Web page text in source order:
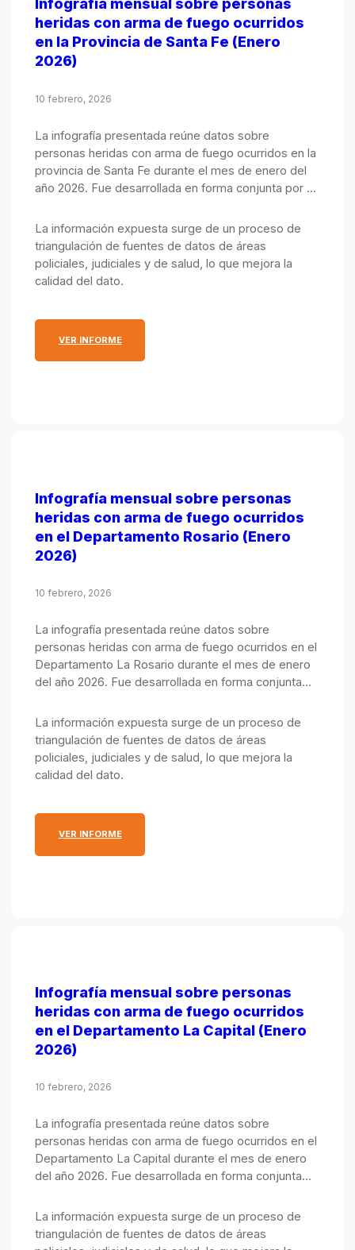
Infografía mensual sobre personas
heridas con arma de fuego ocurridos
en la Provincia de Santa Fe (Enero
2026)
10 febrero, 2026
La infografía presentada reúne datos sobre
personas heridas con arma de fuego ocurridos en la
provincia de Santa Fe durante el mes de enero del
año 2026. Fue desarrollada en forma conjunta por el
Ministerio Público de la Acusación y el Ministerio de
Justicia y Seguridad.
La información expuesta surge de un proceso de
triangulación de fuentes de datos de áreas
policiales, judiciales y de salud, lo que mejora la
calidad del dato.
VER INFORME: INFOGRAFÍA MENSUAL SOBRE PERSONAS
Infografía mensual sobre personas
heridas con arma de fuego ocurridos
en el Departamento Rosario (Enero
2026)
10 febrero, 2026
La infografía presentada reúne datos sobre
personas heridas con arma de fuego ocurridos en el
Departamento La Rosario durante el mes de enero
del año 2026. Fue desarrollada en forma conjunta
por el Ministerio Público de la Acusación y el
Ministerio de Justicia y Seguridad.
La información expuesta surge de un proceso de
triangulación de fuentes de datos de áreas
policiales, judiciales y de salud, lo que mejora la
calidad del dato.
VER INFORME: INFOGRAFÍA MENSUAL SOBRE PERSONAS
Infografía mensual sobre personas
heridas con arma de fuego ocurridos
en el Departamento La Capital (Enero
2026)
10 febrero, 2026
La infografía presentada reúne datos sobre
personas heridas con arma de fuego ocurridos en el
Departamento La Capital durante el mes de enero
del año 2026. Fue desarrollada en forma conjunta
por el Ministerio Público de la Acusación y el
Ministerio de Justicia y Seguridad.
La información expuesta surge de un proceso de
triangulación de fuentes de datos de áreas